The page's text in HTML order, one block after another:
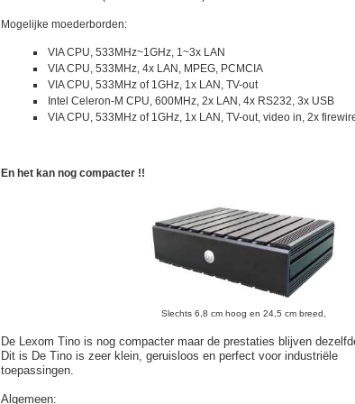
Mogelijke moederborden:
VIA CPU, 533MHz~1GHz, 1~3x LAN
VIA CPU, 533MHz, 4x LAN, MPEG, PCMCIA
VIA CPU, 533MHz of 1GHz, 1x LAN, TV-out
Intel Celeron-M CPU, 600MHz, 2x LAN, 4x RS232, 3x USB
VIA CPU, 533MHz of 1GHz, 1x LAN, TV-out, video in, 2x
En het kan nog compacter !!
Slechts 6,8 cm hoog en 24,5 cm breed,
De Lexom Tino is nog compacter maar de prestaties blijven
Dit is De Tino is zeer klein, geruisloos en perfect voor industriële
toepassingen.
Algemeen: